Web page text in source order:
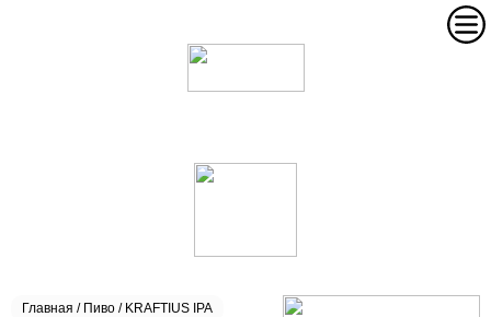
Главная / Пиво / KRAFTIUS IPA